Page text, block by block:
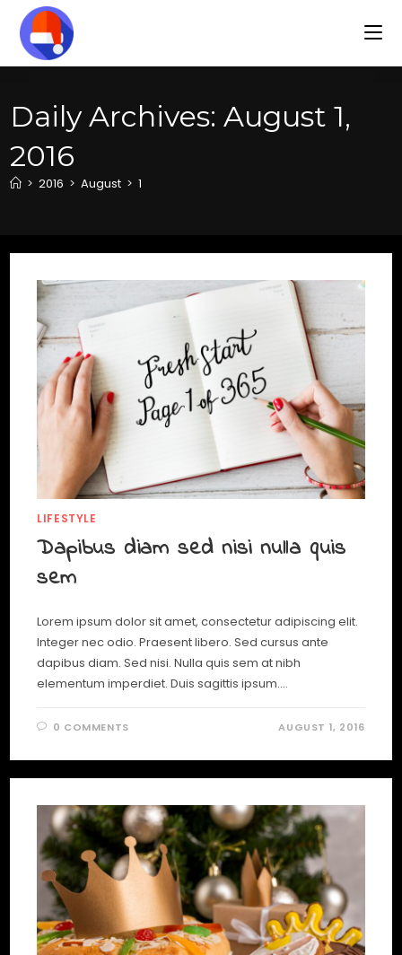
Daily Archives: August 1,
2016
> 2016 > August > 1
LIFESTYLE
Dapibus diam sed nisi nulla quis
sem
Lorem ipsum dolor sit amet, consectetur adipiscing elit.
Integer nec odio. Praesent libero. Sed cursus ante
dapibus diam. Sed nisi. Nulla quis sem at nibh
elementum imperdiet. Duis sagittis ipsum.…
0 COMMENTS AUGUST 1, 2016